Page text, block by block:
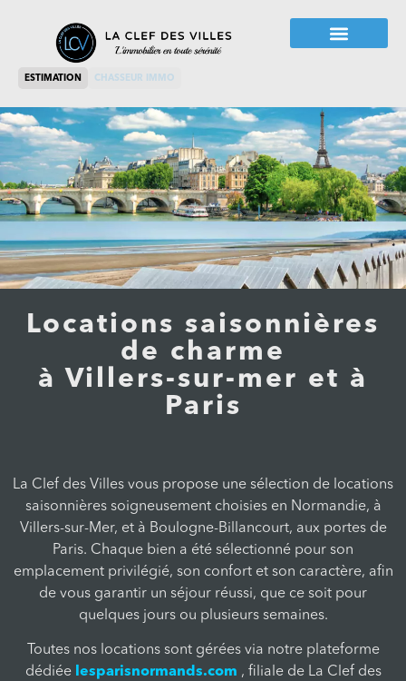
ESTIMATION CHASSEUR IMMO
Locations saisonnières
de charme
à Villers-sur-mer et à
Paris
La Clef des Villes vous propose une sélection de locations
saisonnières soigneusement choisies en Normandie, à
Villers-sur-Mer, et à Boulogne-Billancourt, aux portes de
Paris. Chaque bien a été sélectionné pour son
emplacement privilégié, son confort et son caractère, afin
de vous garantir un séjour réussi, que ce soit pour
quelques jours ou plusieurs semaines.
Toutes nos locations sont gérées via notre plateforme
dédiée lesparisnormands.com , filiale de La Clef des